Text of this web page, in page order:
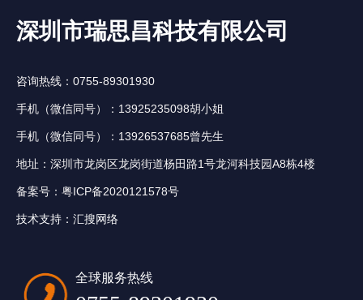
深圳市瑞思昌科技有限公司
咨询热线：0755-89301930
手机（微信同号）：13925235098胡小姐
手机（微信同号）：13926537685曾先生
地址：深圳市龙岗区龙岗街道杨田路1号龙河科技园A8栋4楼
备案号： 粤ICP备2020121578号
技术支持： 汇搜网络
全球服务热线